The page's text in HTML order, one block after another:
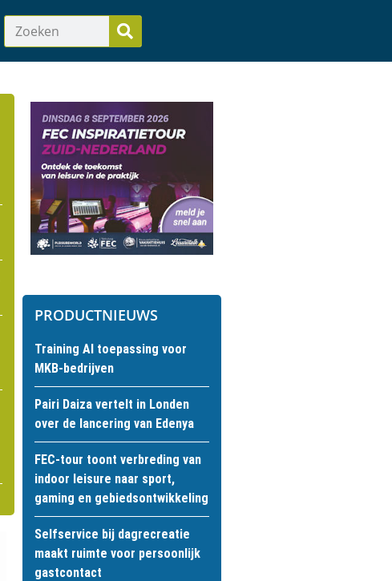
PRODUCTNIEUWS
Training AI toepassing voor
MKB-bedrijven
Pairi Daiza vertelt in Londen
over de lancering van Edenya
FEC-tour toont verbreding van
indoor leisure naar sport,
gaming en gebiedsontwikkeling
Selfservice bij dagrecreatie
maakt ruimte voor persoonlijk
gastcontact